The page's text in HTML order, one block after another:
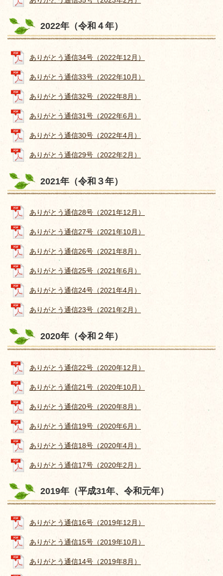
2022年（令和４年）
ありがとう通信34号（2022年12月）
ありがとう通信33号（2022年10月）
ありがとう通信32号（2022年8月）
ありがとう通信31号（2022年6月）
ありがとう通信30号（2022年4月）
ありがとう通信29号（2022年2月）
2021年（令和３年）
ありがとう通信28号（2021年12月）
ありがとう通信27号（2021年10月）
ありがとう通信26号（2021年8月）
ありがとう通信25号（2021年6月）
ありがとう通信24号（2021年4月）
ありがとう通信23号（2021年2月）
2020年（令和２年）
ありがとう通信22号（2020年12月）
ありがとう通信21号（2020年10月）
ありがとう通信20号（2020年8月）
ありがとう通信19号（2020年6月）
ありがとう通信18号（2020年4月）
ありがとう通信17号（2020年2月）
2019年（平成31年、令和元年）
ありがとう通信16号（2019年12月）
ありがとう通信15号（2019年10月）
ありがとう通信14号（2019年8月）